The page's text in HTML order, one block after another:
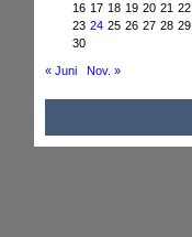
16 17 18 19 20 21 22
23 24 25 26 27 28 29
30
« Juni Nov. »